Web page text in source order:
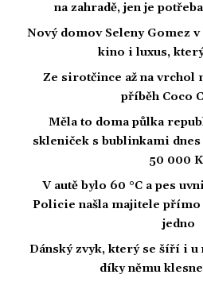
na zahradě, jen je
Nový domov Seleny Gomez
kino i luxus,
Ze sirotčince až na vrchol
příběh Coco
Měla to doma půlka
skleniček s bublinkami
50 000
V autě bylo 60 °C a pes
Policie našla majitele
jedno
Dánský zvyk, který se šíří i u
díky němu klesne